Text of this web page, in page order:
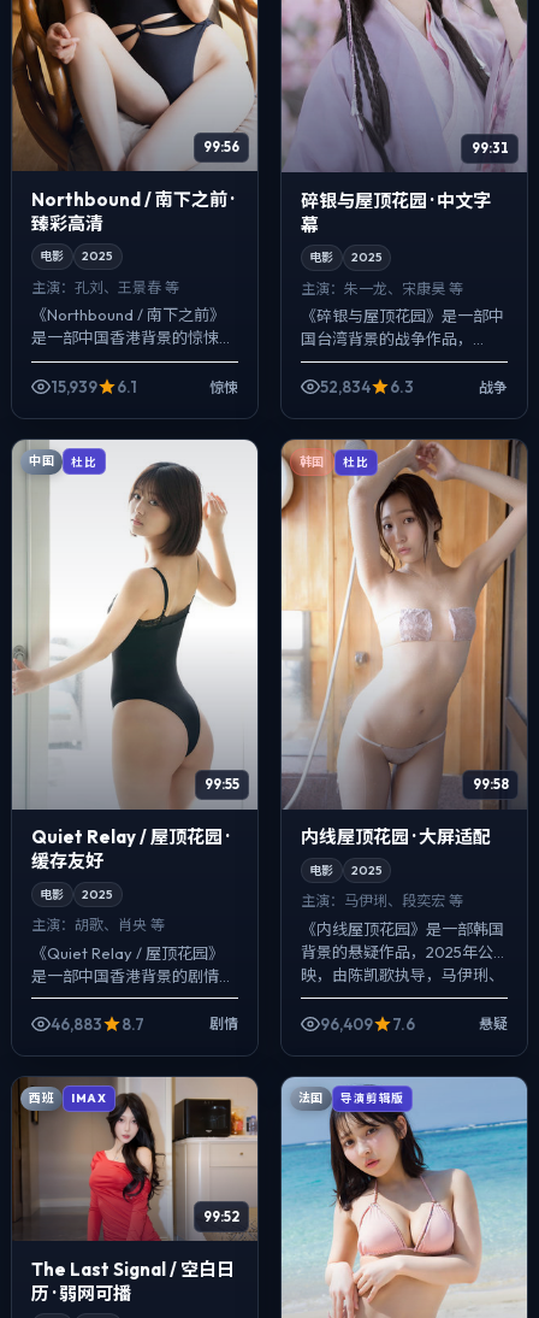
99:56
Northbound / 南下之前 ·
臻彩高清
电影 2025
主演： 孔刘、王景春 等
《Northbound / 南下之前》
是一部中国香港背景的惊悚作
品，2025年公映，由娄烨执
导，孔刘、王景春、秦昊等主
15,939 6.1 惊悚
99:31
碎银与屋顶花园 · 中文字
幕
电影 2025
主演： 朱一龙、宋康昊 等
《碎银与屋顶花园》是一部中
国台湾背景的战争作品，
2025年公映，由丹尼斯·维伦
纽瓦执导，朱一龙、宋康昊、
52,834 6.3 战争
中国 杜比
99:55
Quiet Relay / 屋顶花园 ·
缓存友好
电影 2025
主演： 胡歌、肖央 等
《Quiet Relay / 屋顶花园》
是一部中国香港背景的剧情作
品，2025年公映，由宫崎骏
执导，胡歌、肖央、孔刘等主
46,883 8.7 剧情
韩国 杜比
99:58
内线屋顶花园 · 大屏适配
电影 2025
主演： 马伊琍、段奕宏 等
《内线屋顶花园》是一部韩国
背景的悬疑作品，2025年公
映，由陈凯歌执导，马伊琍、
段奕宏、任素汐等主演。影像
偏纪实质感，手持与固定机位
96,409 7.6 悬疑
西班 IMAX
99:52
The Last Signal / 空白日
历 · 弱网可播
法国 导演剪辑版